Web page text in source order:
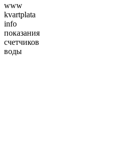
www
kvartplata
info
показания
счетчиков
воды